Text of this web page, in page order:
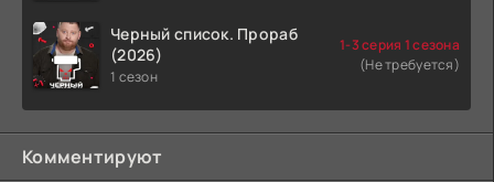
Черный список. Прораб
(2026)
1 сезон
1-3 серия 1 сезона
(Не требуется)
Комментируют